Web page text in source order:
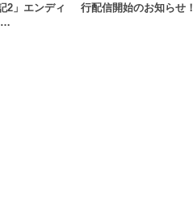
2」エンディ
…
行配信開始のお知らせ！